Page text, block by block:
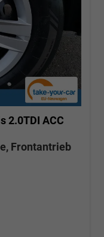
2.0TDI ACC
Frontantrieb